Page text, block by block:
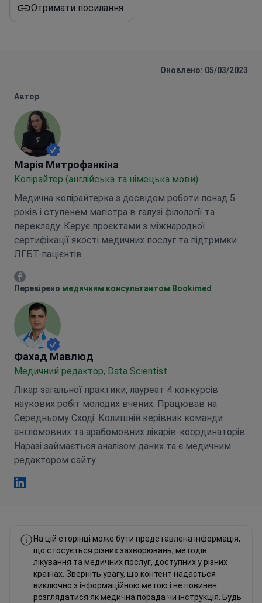
Отримати посилання
Оновлено: 05/03/2023
Автор
Марія Митрофанкіна
Марія Митрофанкіна
Копірайтер (англійська та німецька мови)
Медична копірайтерка з досвідом роботи понад 5
років і ступенем магістра в галузі філології та
перекладу. Керує проєктами з міжнародної
сертифікації якості медичних послуг та підтримки
ЛГБТ-пацієнтів.
Марія Митрофанкіна Facebook
Перевірено медичним консультантом Bookimed
Фахад Мавлюд
Медичний редактор, Data Scientist
Лікар загальної практики, лауреат 4 конкурсів
наукових робіт молодих вчених. Працював на
Середньому Сході. Колишній керівник команди
англомовних та арабомовних лікарів-координаторів.
Наразі займається аналізом даних та є медичним
редактором сайту.
На цій сторінці може бути представлена інформація,
що стосується різних захворювань, методів
лікування та медичних послуг, доступних у різних
країнах. Зверніть увагу, що контент надається
виключно з інформаційною метою і не повинен
розглядатися як медична порада чи інструкція. Будь